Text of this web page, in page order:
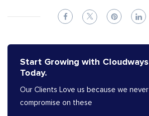
Start Growing with Cloudways
Today.
Our Clients Love us because we never
compromise on these